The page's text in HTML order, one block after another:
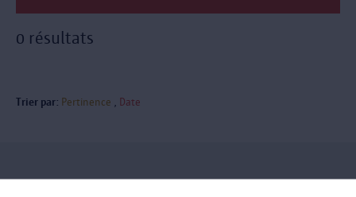
0 résultats
Trier par: Pertinence Date